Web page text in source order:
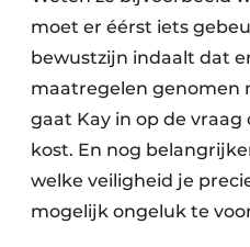
moet er éérst iets
bewustzijn indaalt dat
maatregelen genomen
gaat Kay in op de vraag
kost. En nog
welke veiligheid je
mogelijk ongeluk te